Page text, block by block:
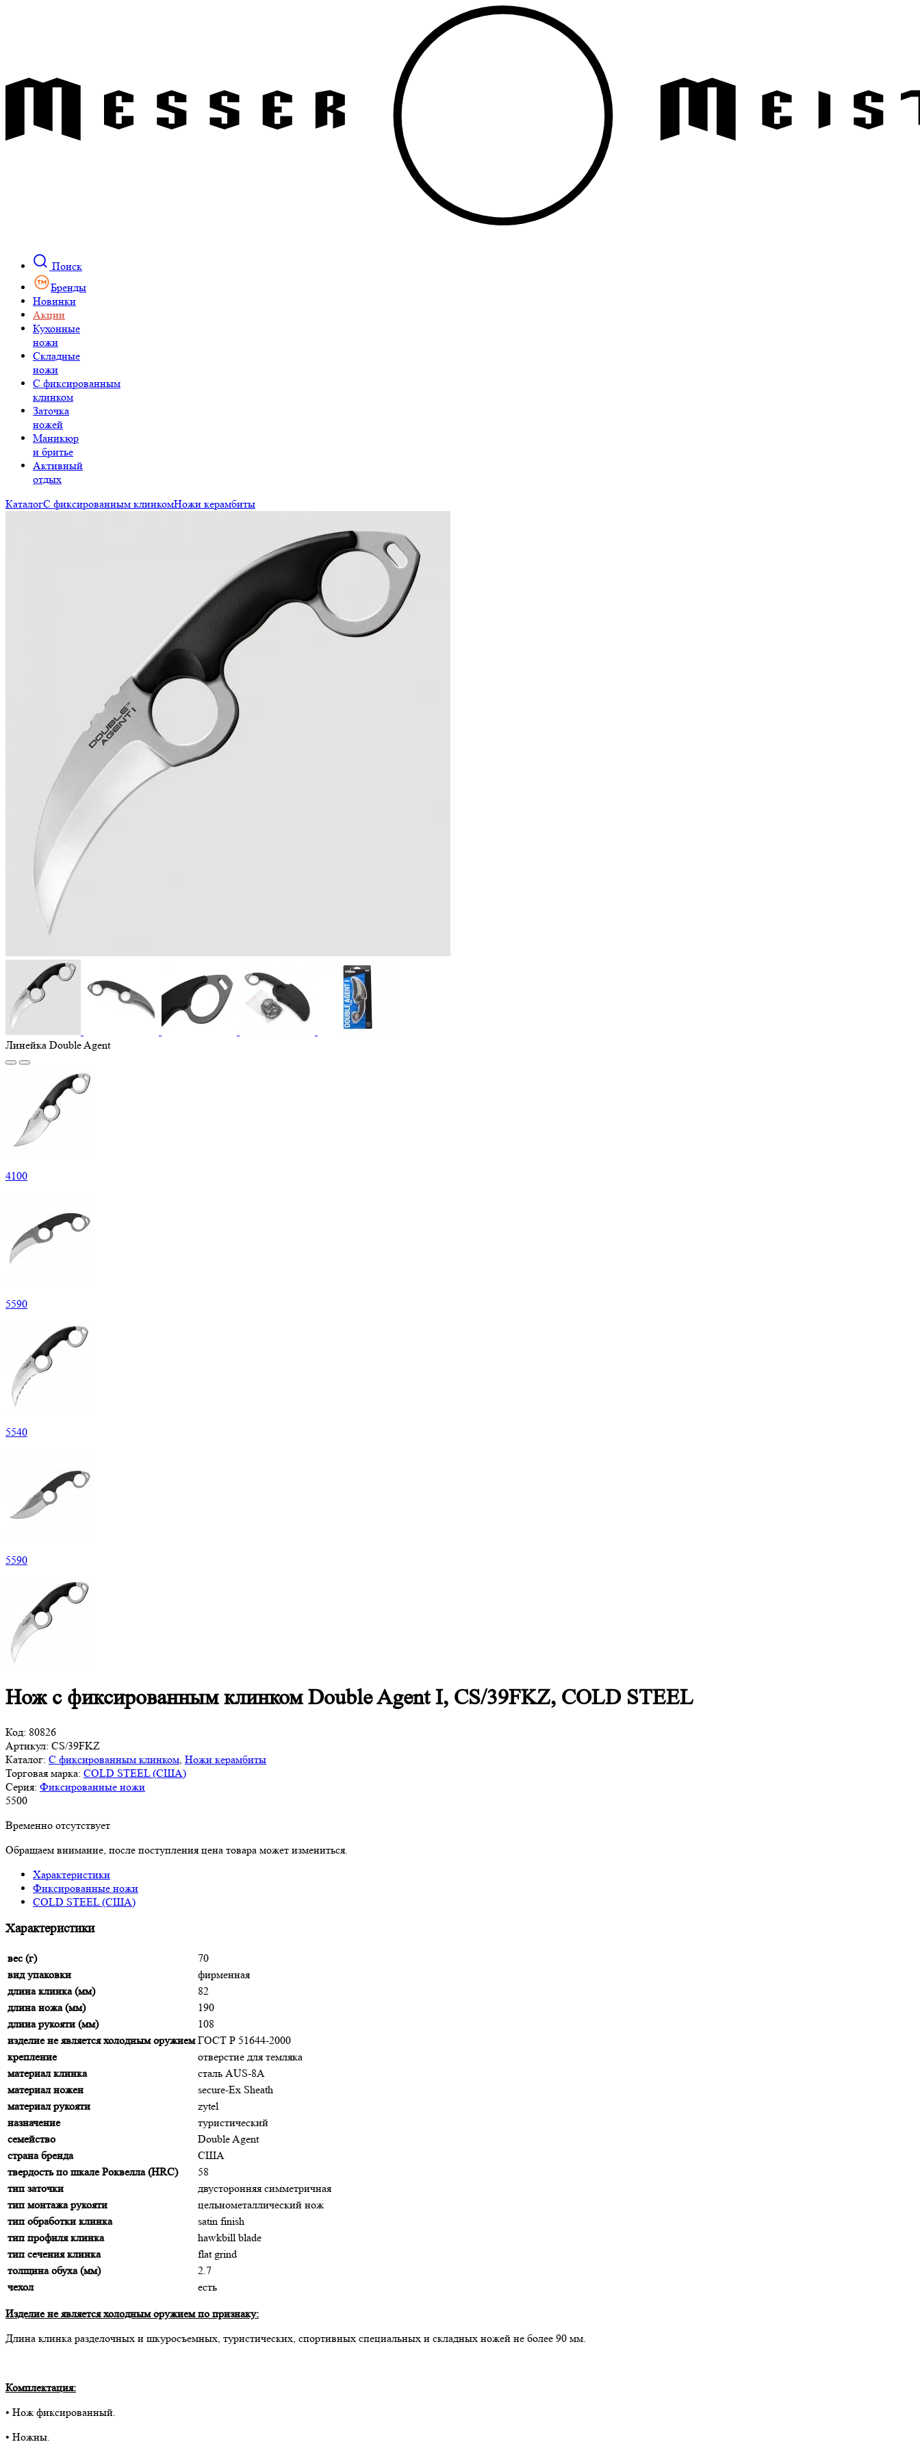
Поиск
Бренды
Новинки
Акции
Кухонные
ножи
Складные
ножи
C фиксированным
клинком
Заточка
ножей
Маникюр
и бритье
Активный
отдых
КаталогС фиксированным клинкомНожи керамбиты
Линейка Double Agent
4100
5590
5540
5590
Нож с фиксированным клинком Double Agent I, CS/39FKZ, COLD STEEL
Код: 80826
Артикул: CS/39FKZ
Каталог: С фиксированным клинком Ножи керамбиты
Торговая марка: COLD STEEL (США)
Серия: Фиксированные ножи
5500
Временно отсутствует
Обращаем внимание, после поступления цена товара может измениться.
Характеристики
Фиксированные ножи
COLD STEEL (США)
Характеристики
вес (г)
70
вид упаковки
фирменная
длина клинка (мм)
82
длина ножа (мм)
190
длина рукояти (мм)
108
изделие не является холодным оружием ГОСТ Р 51644-2000
крепление
отверстие для темляка
материал клинка
сталь AUS-8A
материал ножен
secure-Ex Sheath
материал рукояти
zytel
назначение
туристический
семейство
Double Agent
страна бренда
США
твердость по шкале Роквелла (HRC)
58
тип заточки
двусторонняя симметричная
тип монтажа рукояти
цельнометаллический нож
тип обработки клинка
satin finish
тип профиля клинка
hawkbill blade
тип сечения клинка
flat grind
толщина обуха (мм)
2.7
чехол
есть
Изделие не является холодным оружием по признаку:
Длина клинка разделочных и шкуросъемных, туристических, спортивных специальных и складных ножей не более 90 мм.
Комплектация:
• Нож фиксированный.
• Ножны.